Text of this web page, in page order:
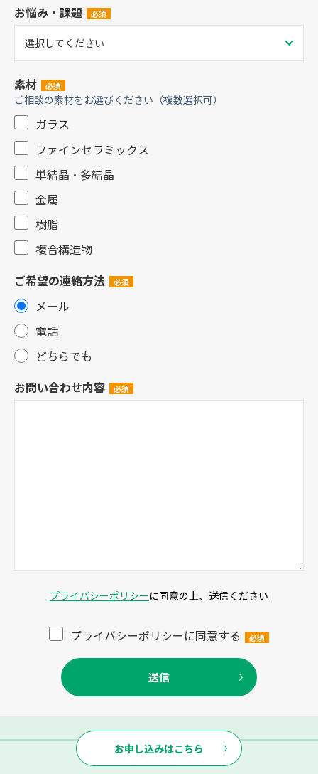
お申し込みはこちら
お悩み・課題
素材
ご相談の素材をお選びください（複数選択可）
ガラス
ファインセラミックス
単結晶・多結晶
金属
樹脂
複合構造物
ご希望の連絡方法
メール
電話
どちらでも
お問い合わせ内容
プライバシーポリシーに同意の上、送信ください
プライバシーポリシーに同意する